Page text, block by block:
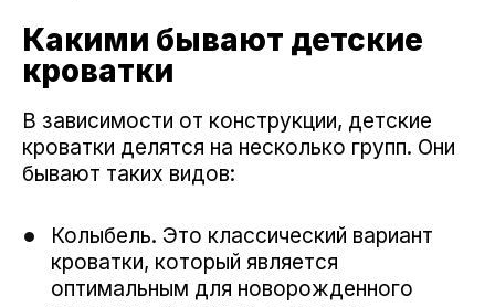
Какими бывают детские
кроватки
В зависимости от конструкции, детские
кроватки делятся на несколько групп. Они
бывают таких видов:
Колыбель. Это классический вариант
кроватки, который является
оптимальным для новорожденного